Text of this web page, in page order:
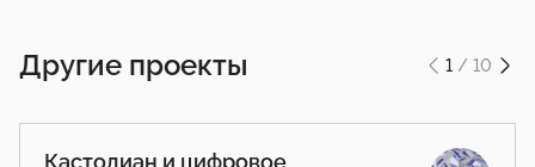
Другие проекты 1 / 10
Кастодиан и цифровое